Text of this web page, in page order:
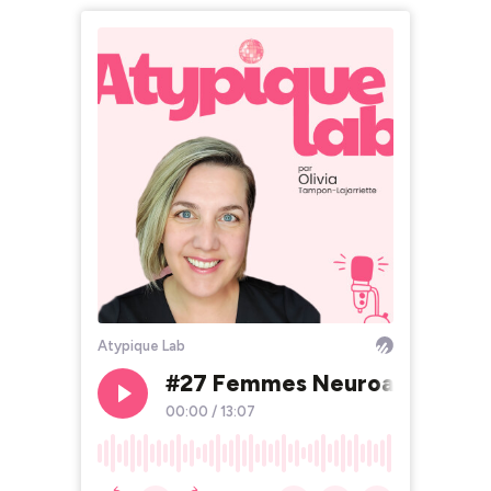
Atypique Lab
#27 Femmes
00:00 / 13:07